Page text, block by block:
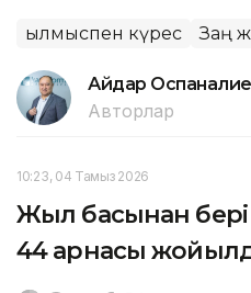
Қылмыспен күрес Заң
Айдар
Авторлар
10:23, 04 Тамыз 2026
Жыл басынан бері
44 арнасы